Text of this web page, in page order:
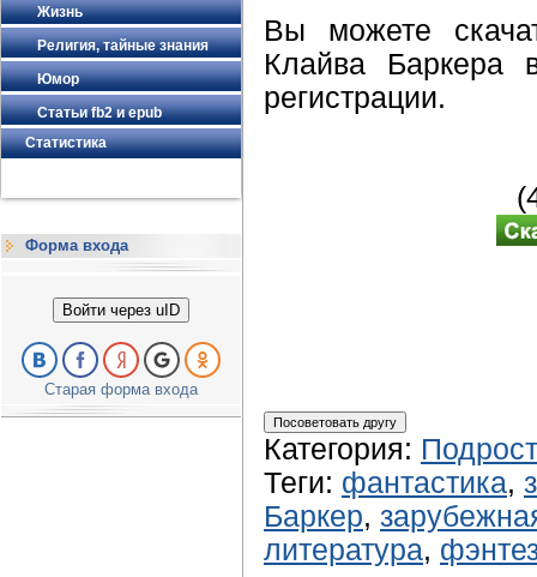
Жизнь
Религия, тайные знания
Юмор
Статьи fb2 и epub
Статистика
Форма входа
Войти через uID
Старая форма входа
Вы можете
Клайва Баркера
регистрации.
Категория:
Теги: фантастика,
Баркер,
литература,